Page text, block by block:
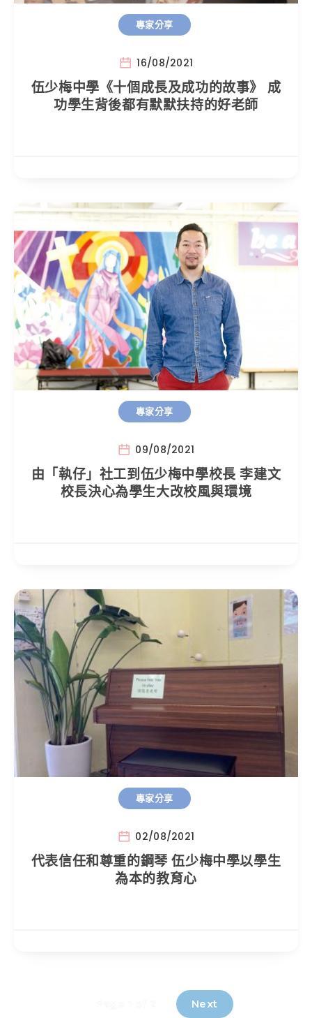
專家分享
16/08/2021
伍少梅中學《十個成長及成功的故事》 成
功學生背後都有默默扶持的好老師
專家分享
09/08/2021
由「執仔」社工到伍少梅中學校長 李建文
校長決心為學生大改校風與環境
專家分享
02/08/2021
代表信任和尊重的鋼琴 伍少梅中學以學生
為本的教育心
Next